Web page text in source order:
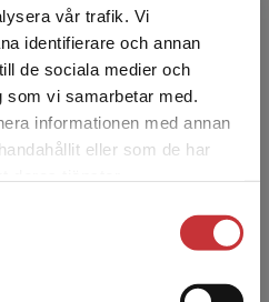
vår trafik. Vi
identifierare och annan
de sociala medier och
som vi samarbetar med.
informationen med annan
eller som de har
enhet utanför Sverige.
utanför Sverige. För
måste
läromedel